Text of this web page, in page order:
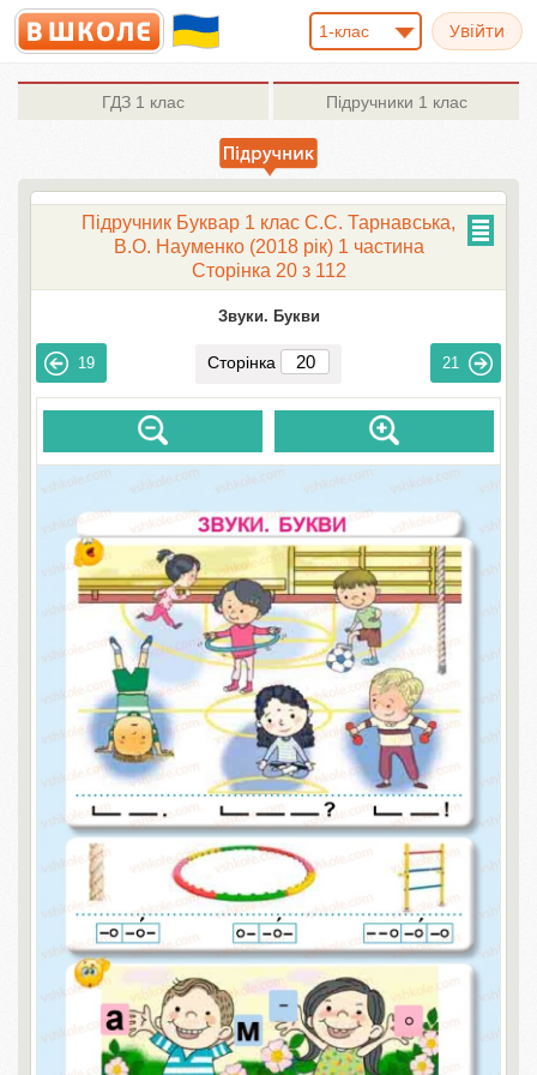
1-клас
ГДЗ 1 клас Підручники 1 клас
Підручник Буквар 1 клас С.С. Тарнавська,
В.О. Науменко (2018 рік) 1 частина
Сторінка 20 з 112
Звуки. Букви
19 Сторінка 21